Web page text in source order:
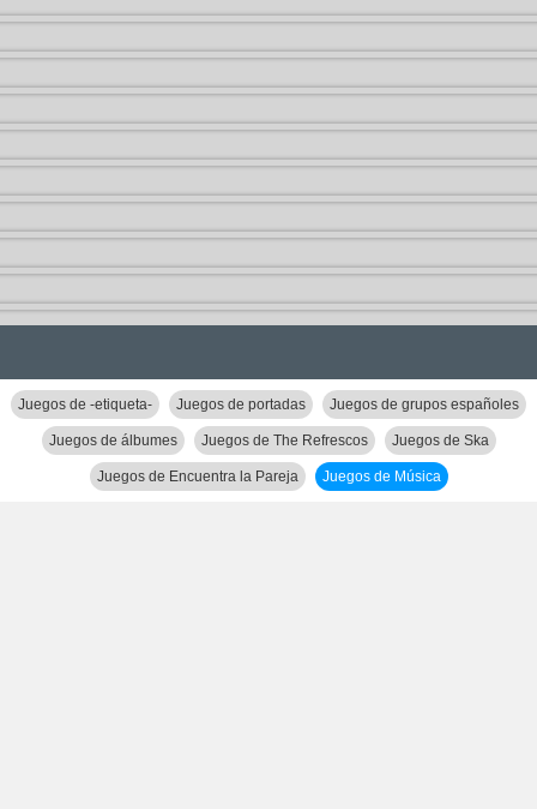
Juegos de -etiqueta- Juegos de portadas Juegos de grupos españoles
Juegos de álbumes Juegos de The Refrescos Juegos de Ska
Juegos de Encuentra la Pareja Juegos de Música